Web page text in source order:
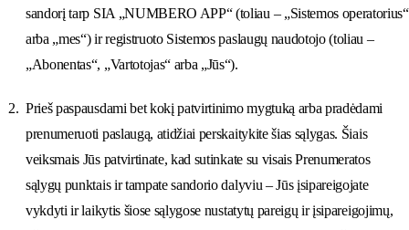
sandorį tarp SIA „NUMBERO APP“ (toliau – „Sistemos operatorius“
arba „mes“) ir registruoto Sistemos paslaugų naudotojo (toliau –
„Abonentas“, „Vartotojas“ arba „Jūs“).
Prieš paspausdami bet kokį patvirtinimo mygtuką arba pradėdami
prenumeruoti paslaugą, atidžiai perskaitykite šias sąlygas. Šiais
veiksmais Jūs patvirtinate, kad sutinkate su visais Prenumeratos
sąlygų punktais ir tampate sandorio dalyviu – Jūs įsipareigojate
vykdyti ir laikytis šiose sąlygose nustatytų pareigų ir įsipareigojimų,